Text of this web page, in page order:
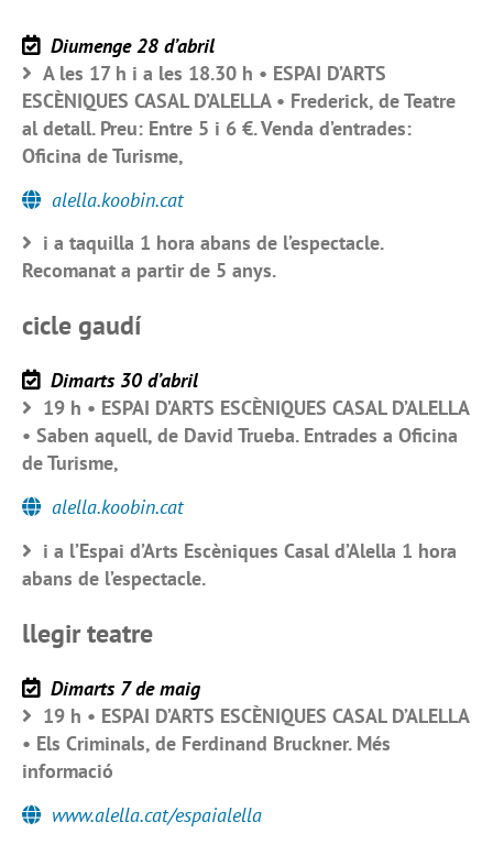
Diumenge 28 d’abril
A les 17 h i a les 18.30 h • ESPAI D’ARTS
ESCÈNIQUES CASAL D’ALELLA • Frederick, de Teatre
al detall. Preu: Entre 5 i 6 €. Venda d’entrades:
Oficina de Turisme,
alella.koobin.cat
i a taquilla 1 hora abans de l’espectacle.
Recomanat a partir de 5 anys.
cicle gaudí
Dimarts 30 d’abril
19 h • ESPAI D’ARTS ESCÈNIQUES CASAL D’ALELLA
• Saben aquell, de David Trueba. Entrades a Oficina
de Turisme,
alella.koobin.cat
i a l’Espai d’Arts Escèniques Casal d’Alella 1 hora
abans de l’espectacle.
llegir teatre
Dimarts 7 de maig
19 h • ESPAI D’ARTS ESCÈNIQUES CASAL D’ALELLA
• Els Criminals, de Ferdinand Bruckner. Més
informació
www.alella.cat/espaialella